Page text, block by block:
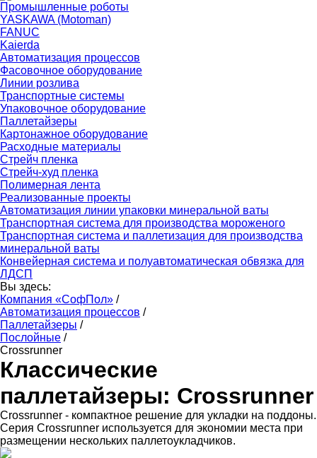
Промышленные роботы
YASKAWA (Motoman)
FANUC
Kaierda
Автоматизация процессов
Фасовочное оборудование
Линии розлива
Транспортные системы
Упаковочное оборудование
Паллетайзеры
Картонажное оборудование
Расходные материалы
Стрейч пленка
Стрейч-худ пленка
Полимерная лента
Реализованные проекты
Автоматизация линии упаковки минеральной ваты
Транспортная система для производства мороженого
Транспортная система и паллетизация для производства
минеральной ваты
Конвейерная система и полуавтоматическая обвязка для
ЛДСП
Вы здесь:
Компания «СофПол» /
Автоматизация процессов /
Паллетайзеры /
Послойные /
Crossrunner
Классические
паллетайзеры: Crossrunner
Crossrunner - компактное решение для укладки на поддоны.
Серия Crossrunner используется для экономии места при
размещении нескольких паллетоукладчиков.